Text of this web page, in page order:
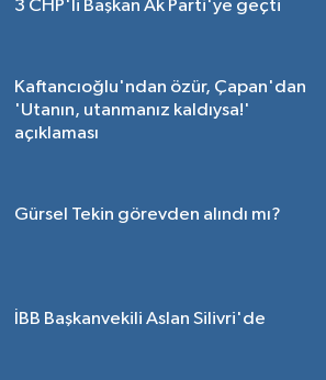
3 CHP'li Başkan Ak Parti'ye geçti
Kaftancıoğlu'ndan özür, Çapan'dan
'Utanın, utanmanız kaldıysa!'
açıklaması
Gürsel Tekin görevden alındı mı?
İBB Başkanvekili Aslan Silivri'de